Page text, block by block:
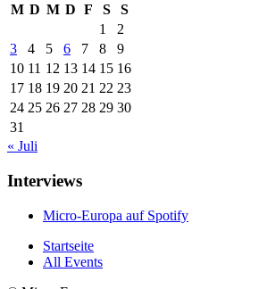
M D M D F S
S
1
2
3
4 5 6 7 8
9
10 11 12 13 14 15 16
17 18 19 20 21 22 23
24 25 26 27 28 29 30
31
« Juli
Interviews
Micro-Europa auf Spotify
Startseite
All Events